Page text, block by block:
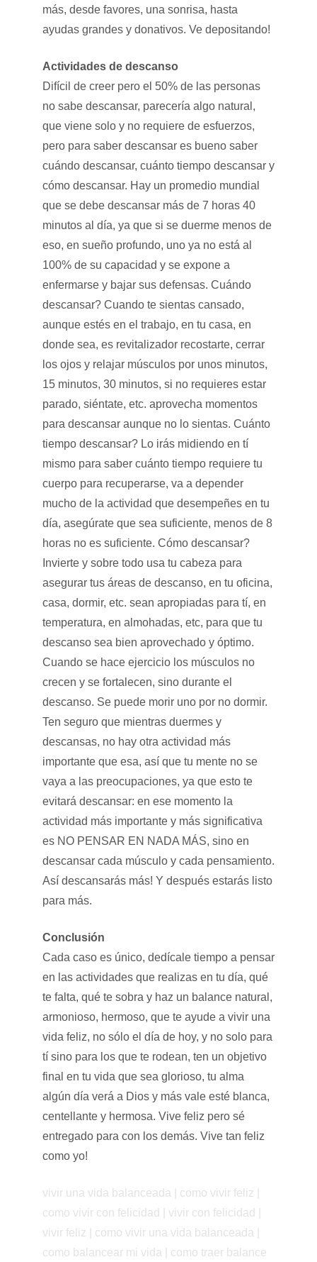
más, desde favores, una sonrisa, hasta
ayudas grandes y donativos. Ve depositando!
Actividades de descanso
Difícil de creer pero el 50% de las personas
no sabe descansar, parecería algo natural,
que viene solo y no requiere de esfuerzos,
pero para saber descansar es bueno saber
cuándo descansar, cuánto tiempo descansar y
cómo descansar. Hay un promedio mundial
que se debe descansar más de 7 horas 40
minutos al día, ya que si se duerme menos de
eso, en sueño profundo, uno ya no está al
100% de su capacidad y se expone a
enfermarse y bajar sus defensas. Cuándo
descansar? Cuando te sientas cansado,
aunque estés en el trabajo, en tu casa, en
donde sea, es revitalizador recostarte, cerrar
los ojos y relajar músculos por unos minutos,
15 minutos, 30 minutos, si no requieres estar
parado, siéntate, etc. aprovecha momentos
para descansar aunque no lo sientas. Cuánto
tiempo descansar? Lo irás midiendo en tí
mismo para saber cuánto tiempo requiere tu
cuerpo para recuperarse, va a depender
mucho de la actividad que desempeñes en tu
día, asegúrate que sea suficiente, menos de 8
horas no es suficiente. Cómo descansar?
Invierte y sobre todo usa tu cabeza para
asegurar tus áreas de descanso, en tu oficina,
casa, dormir, etc. sean apropiadas para tí, en
temperatura, en almohadas, etc, para que tu
descanso sea bien aprovechado y óptimo.
Cuando se hace ejercicio los músculos no
crecen y se fortalecen, sino durante el
descanso. Se puede morir uno por no dormir.
Ten seguro que mientras duermes y
descansas, no hay otra actividad más
importante que esa, así que tu mente no se
vaya a las preocupaciones, ya que esto te
evitará descansar: en ese momento la
actividad más importante y más significativa
es NO PENSAR EN NADA MÁS, sino en
descansar cada músculo y cada pensamiento.
Así descansarás más! Y después estarás listo
para más.
Conclusión
Cada caso es único, dedícale tiempo a pensar
en las actividades que realizas en tu día, qué
te falta, qué te sobra y haz un balance natural,
armonioso, hermoso, que te ayude a vivir una
vida feliz, no sólo el día de hoy, y no solo para
tí sino para los que te rodean, ten un objetivo
final en tu vida que sea glorioso, tu alma
algún día verá a Dios y más vale esté blanca,
centellante y hermosa. Vive feliz pero sé
entregado para con los demás. Vive tan feliz
como yo!
vivir una vida balanceada | como vivir feliz |
como vivir con felicidad | vivir con felicidad |
vivir feliz | como vivir una vida balanceada |
como balancear mi vida | como traer balance